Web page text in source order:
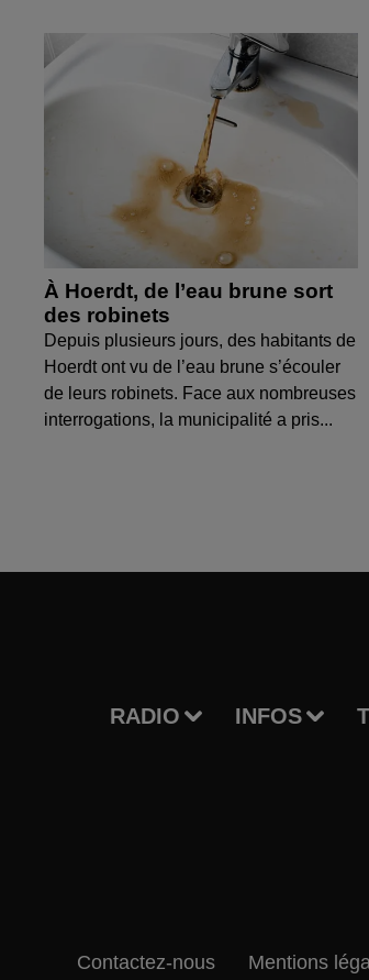
À Hoerdt, de l’eau brune sort
des robinets
Depuis plusieurs jours, des habitants de
Hoerdt ont vu de l’eau brune s’écouler
de leurs robinets. Face aux nombreuses
interrogations, la municipalité a pris...
RADIO INFOS
Contactez-nous Mentions